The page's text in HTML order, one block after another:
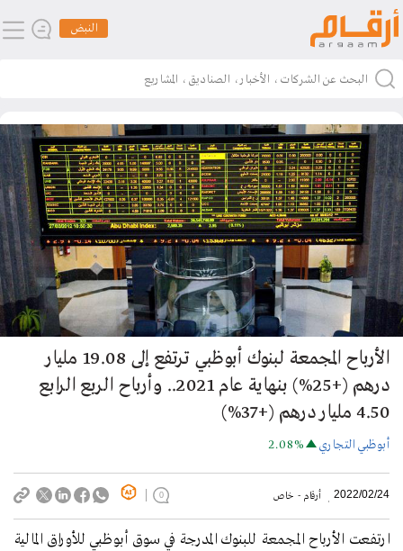
النبض
الأرباح المجمعة لبنوك أبوظبي ترتفع إلى 19.08 مليار
درهم (+25%) بنهاية عام 2021.. وأرباح الربع الرابع
4.50 مليار درهم (+37%)
أبوظبي التجاري 2.08%
2022/02/24 أرقام - خاص 0
ارتفعت الأرباح المجمعة للبنوك المدرجة في سوق أبوظبي للأوراق المالية